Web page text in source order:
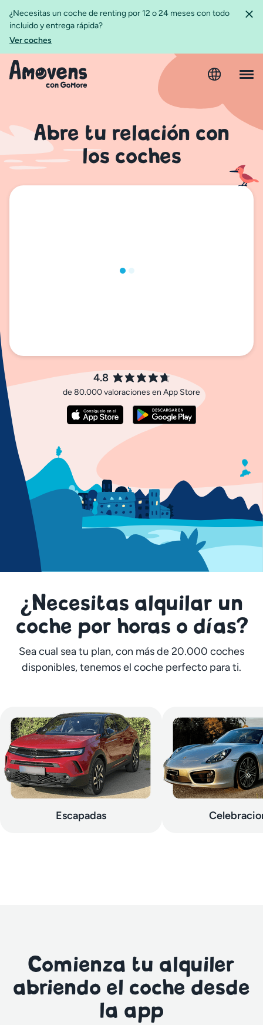
¿Necesitas un coche de renting por 12 o 24 meses con todo
incluido y entrega rápida?
Ver coches
Abre tu relación con
los coches
4.8
de 80.000 valoraciones en App Store
¿Necesitas alquilar un
coche por horas o días?
Sea cual sea tu plan, con más de 20.000 coches
disponibles, tenemos el coche perfecto para ti.
Escapadas
Comienza tu alquiler
abriendo el coche desde
la app